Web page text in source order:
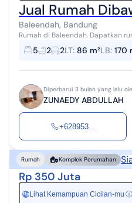
Jual Rumah
Baleendah, Bandung
Rumah di Baleendah. Dapatkan rumah 2 lantai yang modern ini,
dijual dengan pemandangan
di lingkungan hunian. R...
5 2 2LT: 86 m²LB: 170
Diperbarui 3 bulan yang lalu
ZUNAEDY ABDULLAH
+628953...
Rumah Komplek Perumahan
Rp 350 Juta
Rp Lihat Kemampuan Cicilan-mu ⓘ